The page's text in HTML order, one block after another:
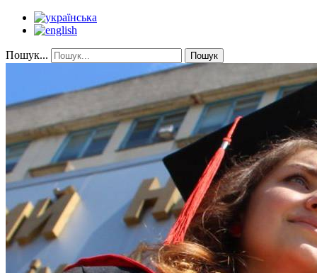
Пошук... Пошук